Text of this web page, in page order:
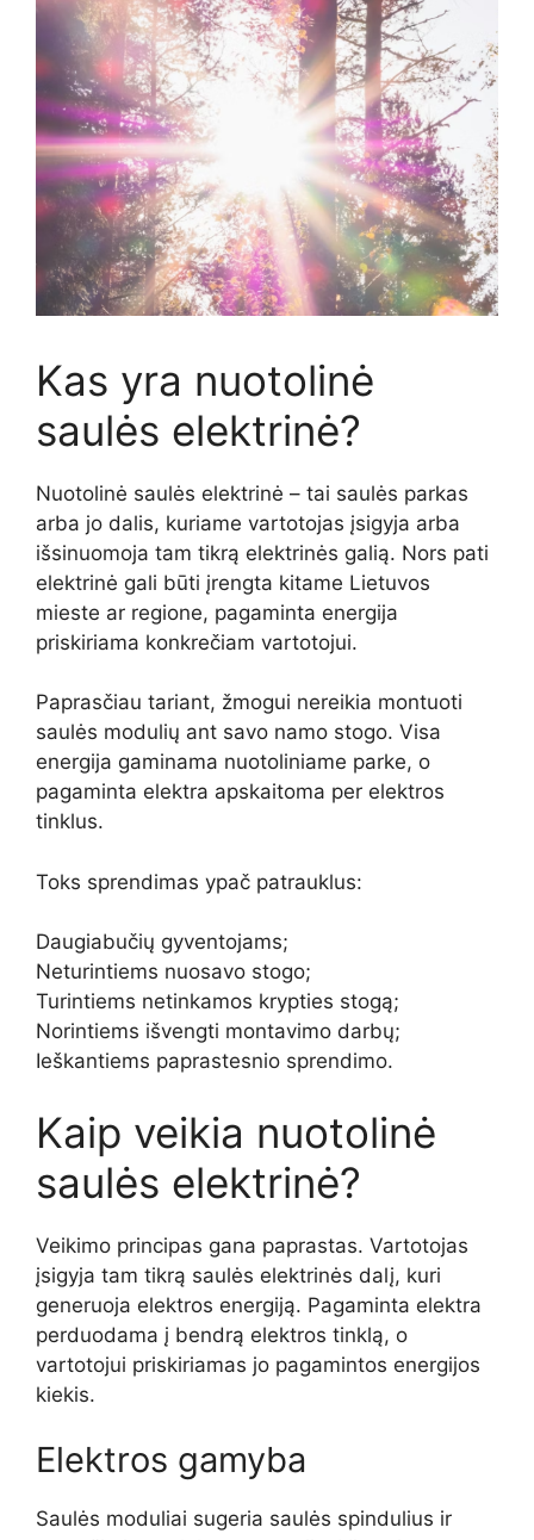
Kas yra nuotolinė
saulės elektrinė?
Nuotolinė saulės elektrinė – tai saulės parkas
arba jo dalis, kuriame vartotojas įsigyja arba
išsinuomoja tam tikrą elektrinės galią. Nors pati
elektrinė gali būti įrengta kitame Lietuvos
mieste ar regione, pagaminta energija
priskiriama konkrečiam vartotojui.
Paprasčiau tariant, žmogui nereikia montuoti
saulės modulių ant savo namo stogo. Visa
energija gaminama nuotoliniame parke, o
pagaminta elektra apskaitoma per elektros
tinklus.
Toks sprendimas ypač patrauklus:
Daugiabučių gyventojams;
Neturintiems nuosavo stogo;
Turintiems netinkamos krypties stogą;
Norintiems išvengti montavimo darbų;
Ieškantiems paprastesnio sprendimo.
Kaip veikia nuotolinė
saulės elektrinė?
Veikimo principas gana paprastas. Vartotojas
įsigyja tam tikrą saulės elektrinės dalį, kuri
generuoja elektros energiją. Pagaminta elektra
perduodama į bendrą elektros tinklą, o
vartotojui priskiriamas jo pagamintos energijos
kiekis.
Elektros gamyba
Saulės moduliai sugeria saulės spindulius ir